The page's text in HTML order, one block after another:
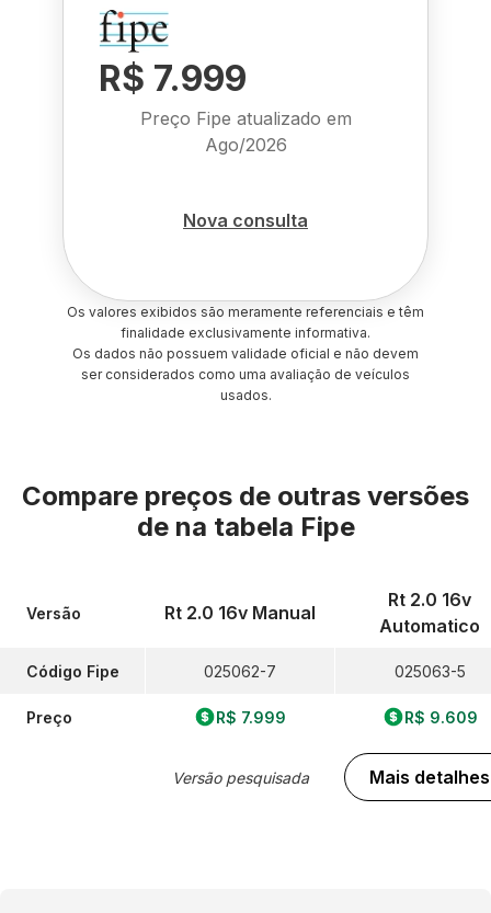
R$ 7.999
Preço Fipe atualizado em
Ago/2026
Nova consulta
Os valores exibidos são meramente referenciais e têm
finalidade exclusivamente informativa.
Os dados não possuem validade oficial e não devem
ser considerados como uma avaliação de veículos
usados.
Compare preços de outras versões
de na tabela Fipe
Versão
Código Fipe
Preço
Rt 2.0 16v Manual
025062-7
R$ 7.999
Versão pesquisada
Rt 2.0 16v
Automatico
025063-5
R$ 9.609
Mais detalhes